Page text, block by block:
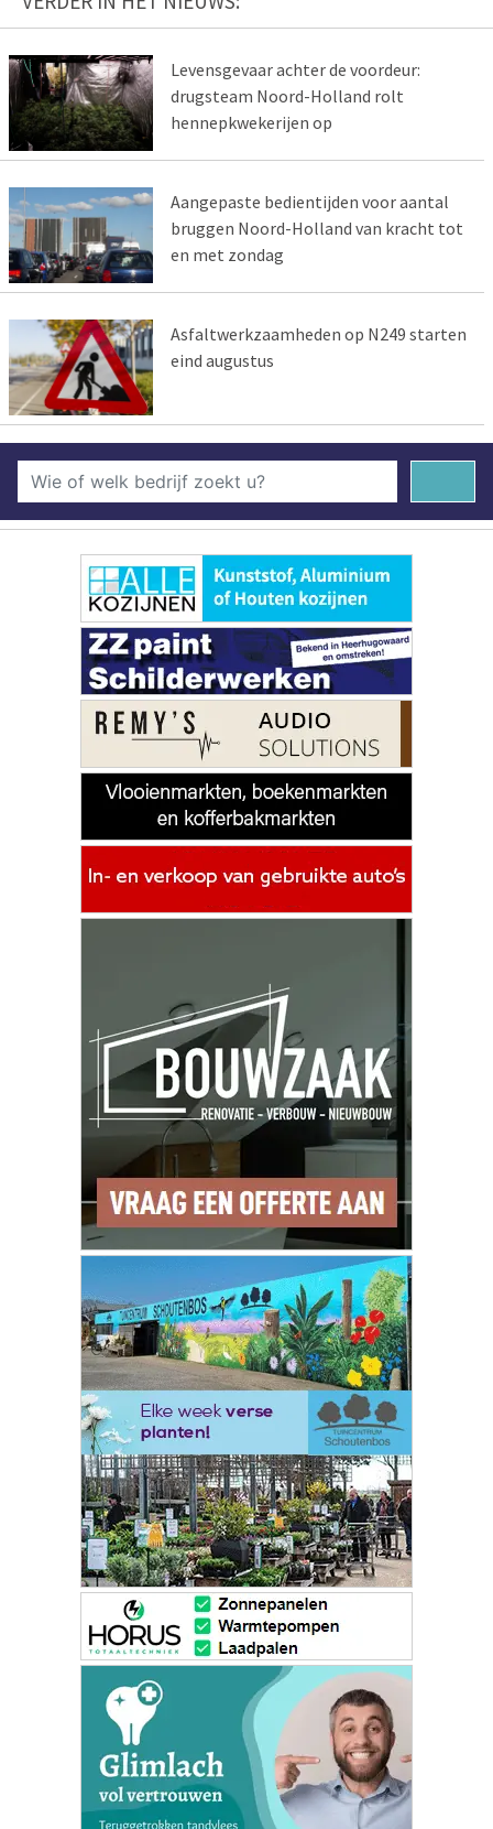
Levensgevaar achter de voordeur:
drugsteam Noord-Holland rolt
hennepkwekerijen op
Aangepaste bedientijden voor aantal
bruggen Noord-Holland van kracht tot
en met zondag
Asfaltwerkzaamheden op N249 starten
eind augustus